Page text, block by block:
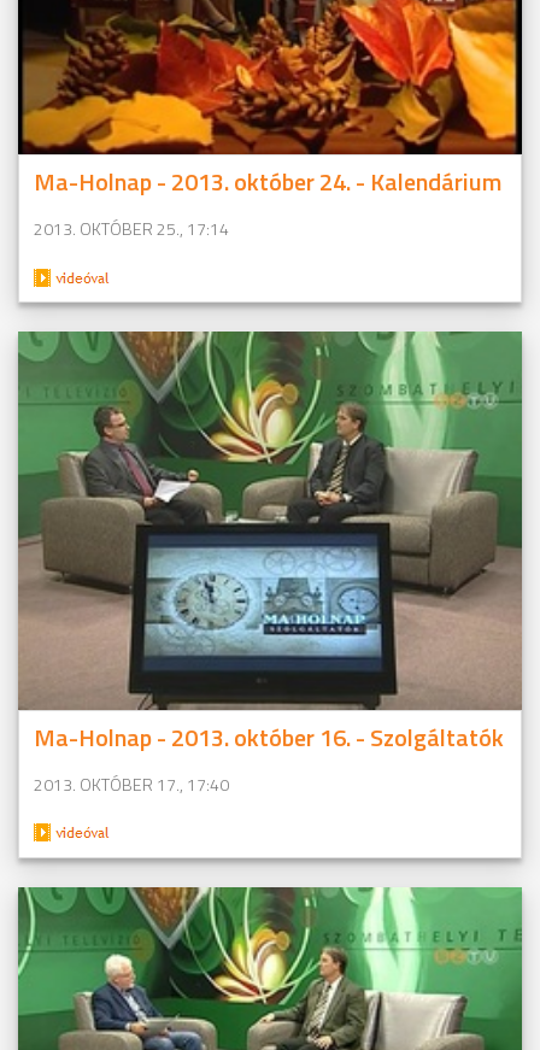
Ma-Holnap - 2013. október 24. - Kalendárium
2013. OKTÓBER 25., 17:14
Ma-Holnap - 2013. október 16. - Szolgáltatók
2013. OKTÓBER 17., 17:40